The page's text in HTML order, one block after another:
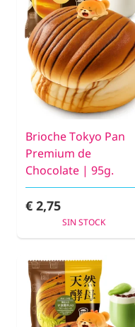
Brioche Tokyo Pan
Premium de
Chocolate | 95g.
€ 2,75
SIN STOCK